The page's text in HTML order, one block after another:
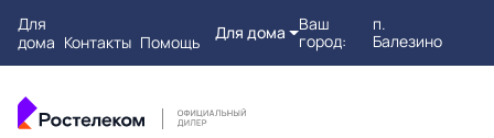
Для
дома Контакты Помощь Для дома
Ваш
город:
п.
Балезино